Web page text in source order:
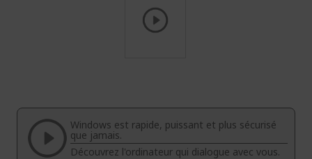
de
Galerie
d’images
Windows est rapide, puissant et plus sécurisé
que jamais.
Découvrez l'ordinateur qui dialogue avec vous.